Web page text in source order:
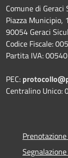
Comune di Geraci
Piazza Municipio,
90054 Geraci
Codice Fiscale:
Partita IVA:
PEC:
Centralino Unico: